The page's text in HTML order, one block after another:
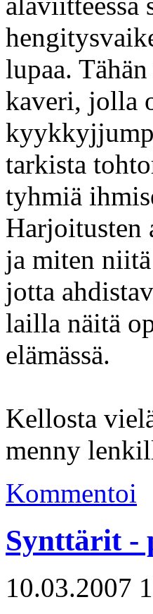
lupaa.
kaveri, jolla
tarkista
tyhmiä
Harjoitusten
ja miten
jotta
lailla näitä
elämässä.
Kellosta
menny
Kommentoi
Synttärit -
10.03.2007